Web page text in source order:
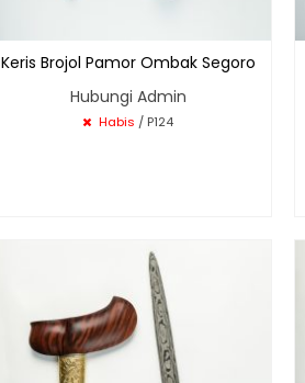
Keris Brojol Pamor Ombak Segoro
Hubungi Admin
Habis / P124